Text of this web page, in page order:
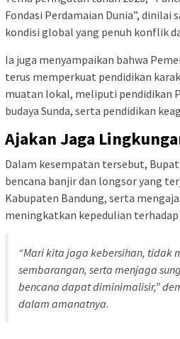
Fondasi Perdamaian Dunia”, dinilai
kondisi global yang penuh konflik
Ia juga menyampaikan bahwa
terus memperkuat pendidikan
muatan lokal, meliputi pendidikan
budaya Sunda, serta pendidikan
Ajakan Jaga
Dalam kesempatan tersebut,
bencana banjir dan longsor yang
Kabupaten Bandung, serta
meningkatkan kepedulian
“Mari kita jaga kebersihan, tidak
sembarangan, serta menjaga
bencana dapat diminimalisir,”
dalam amanatnya.